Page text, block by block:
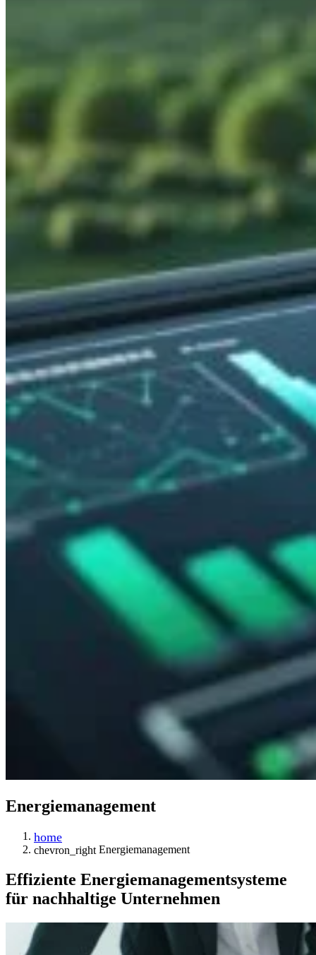
Energie­management
home
chevron_right Energie­management
Effiziente Energie­management­systeme
für nachhaltige Unternehmen